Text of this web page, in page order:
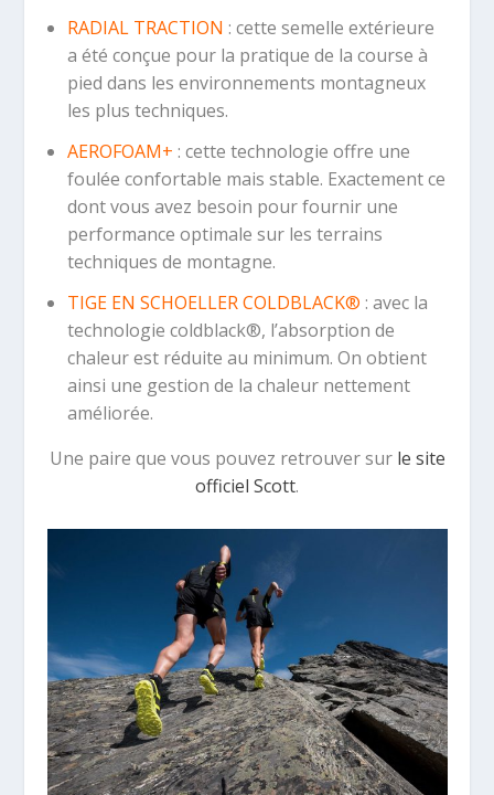
RADIAL TRACTION : cette semelle extérieure
a été conçue pour la pratique de la course à
pied dans les environnements montagneux
les plus techniques.
AEROFOAM+ : cette technologie offre une
foulée confortable mais stable. Exactement ce
dont vous avez besoin pour fournir une
performance optimale sur les terrains
techniques de montagne.
TIGE EN SCHOELLER COLDBLACK® : avec la
technologie coldblack®, l’absorption de
chaleur est réduite au minimum. On obtient
ainsi une gestion de la chaleur nettement
améliorée.
Une paire que vous pouvez retrouver surle site
officiel Scott.